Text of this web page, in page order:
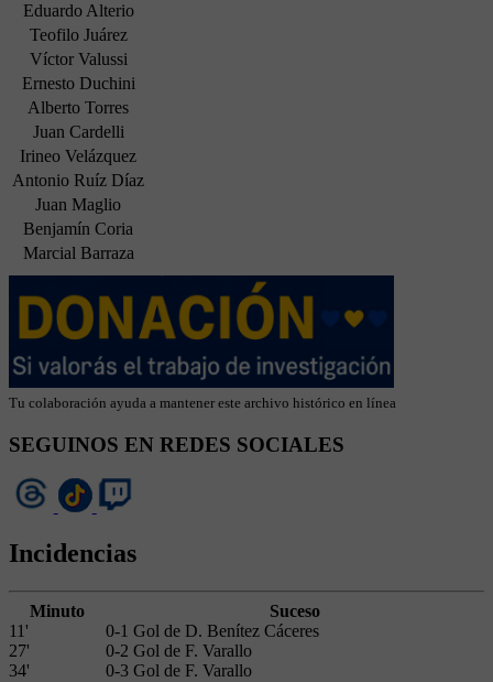
Eduardo Alterio
Teofilo Juárez
Víctor Valussi
Ernesto Duchini
Alberto Torres
Juan Cardelli
Irineo Velázquez
Antonio Ruíz Díaz
Juan Maglio
Benjamín Coria
Marcial Barraza
Tu colaboración ayuda a mantener este archivo histórico en línea
SEGUINOS EN REDES SOCIALES
Incidencias
Minuto
Suceso
11'
0-1 Gol de D. Benítez Cáceres
27'
0-2 Gol de F. Varallo
34'
0-3 Gol de F. Varallo